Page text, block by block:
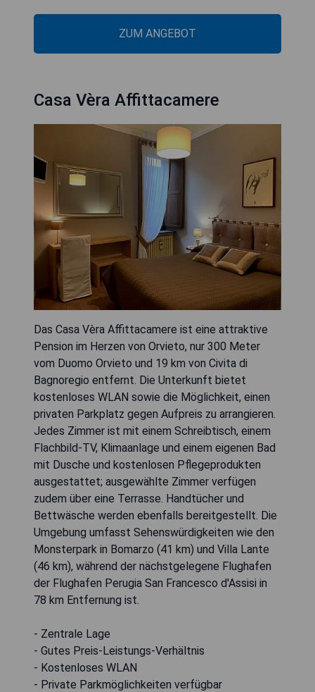
ZUM ANGEBOT
Casa Vèra Affittacamere
Das Casa Vèra Affittacamere ist eine attraktive
Pension im Herzen von Orvieto, nur 300 Meter
vom Duomo Orvieto und 19 km von Civita di
Bagnoregio entfernt. Die Unterkunft bietet
kostenloses WLAN sowie die Möglichkeit, einen
privaten Parkplatz gegen Aufpreis zu arrangieren.
Jedes Zimmer ist mit einem Schreibtisch, einem
Flachbild-TV, Klimaanlage und einem eigenen Bad
mit Dusche und kostenlosen Pflegeprodukten
ausgestattet; ausgewählte Zimmer verfügen
zudem über eine Terrasse. Handtücher und
Bettwäsche werden ebenfalls bereitgestellt. Die
Umgebung umfasst Sehenswürdigkeiten wie den
Monsterpark in Bomarzo (41 km) und Villa Lante
(46 km), während der nächstgelegene Flughafen
der Flughafen Perugia San Francesco d'Assisi in
78 km Entfernung ist.
- Zentrale Lage
- Gutes Preis-Leistungs-Verhältnis
- Kostenloses WLAN
- Private Parkmöglichkeiten verfügbar